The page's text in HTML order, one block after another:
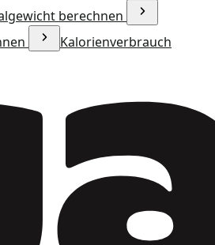
berechnen
Kalorienverbrauch